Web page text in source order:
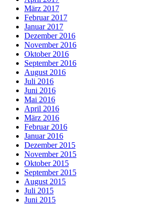
März 2017
Februar 2017
Januar 2017
Dezember 2016
November 2016
Oktober 2016
September 2016
August 2016
Juli 2016
Juni 2016
Mai 2016
April 2016
März 2016
Februar 2016
Januar 2016
Dezember 2015
November 2015
Oktober 2015
September 2015
August 2015
Juli 2015
Juni 2015